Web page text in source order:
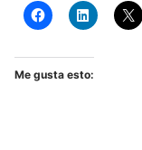
Me gusta esto: